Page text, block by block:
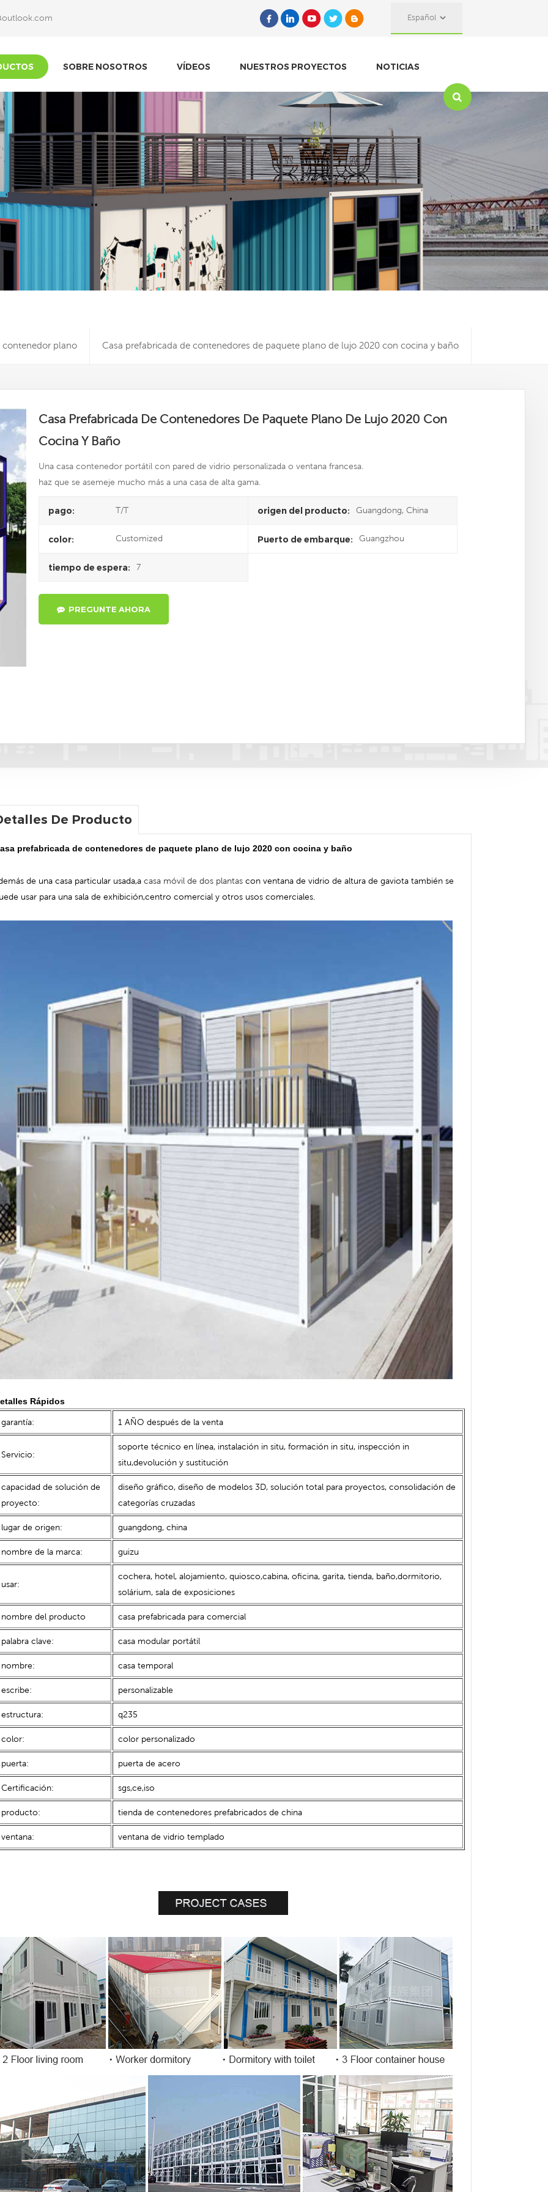
Español
SOBRE NOSOTROS VÍDEOS NUESTROS PROYECTOS NOTICIAS
contenedor plano Casa prefabricada de contenedores de paquete plano de lujo 2020 con cocina y baño
Casa Prefabricada De Contenedores De Paquete Plano De Lujo 2020 Con
Cocina Y Baño
Una casa contenedor portátil con pared de vidrio personalizada o ventana francesa.
haz que se asemeje mucho más a una casa de alta gama.
pago: T/T origen del producto: Guangdong, China
color: Customized Puerto de embarque: Guangzhou
tiempo de espera: 7
PREGUNTE AHORA
De Producto
prefabricada de contenedores de paquete plano de lujo 2020 con cocina y baño
de una casa particular usada,acasa móvil de dos plantascon ventana de vidrio de altura de gaviota también se
usar para una sala de exhibición,centro comercial y otros usos comerciales.
Rápidos
garantía: 1 AÑO después de la venta
Servicio:
soporte técnico en línea, instalación in situ, formación in situ, inspección in
situ,devolución y sustitución
capacidad de solución de
proyecto:
diseño gráfico, diseño de modelos 3D, solución total para proyectos, consolidación de
categorías cruzadas
lugar de origen: guangdong, china
nombre de la marca: guizu
usar:
cochera, hotel, alojamiento, quiosco,cabina, oficina, garita, tienda, baño,dormitorio,
solárium, sala de exposiciones
nombre del producto casa prefabricada para comercial
palabra clave: casa modular portátil
nombre: casa temporal
escribe: personalizable
estructura: q235
color: color personalizado
puerta: puerta de acero
Certificación: sgs,ce,iso
producto: tienda de contenedores prefabricados de china
ventana: ventana de vidrio templado